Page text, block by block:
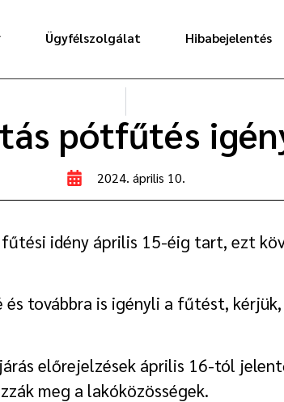
Ügyfélszolgálat Hibabejelentés
pótfűtés
2024. április 10.
idény április 15-éig tart, ezt
továbbra is igényli a fűtést,
előrejelzések április 16-tól
meg a lakóközösségek.